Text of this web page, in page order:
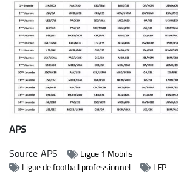
APS
SourceAPS
Ligue 1 Mobilis
Ligue de football professionnel
LFP